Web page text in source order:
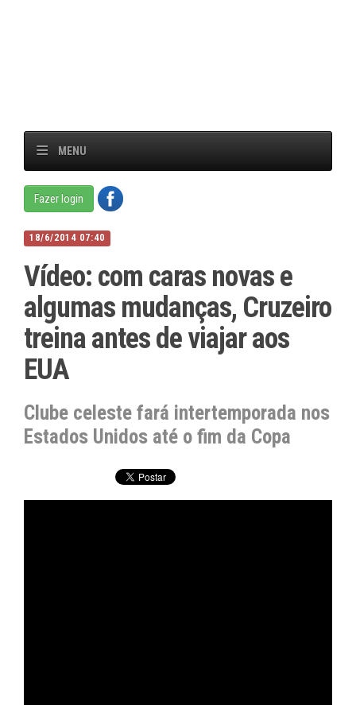
MENU
Fazer login
18/6/2014 07:40
Vídeo: com caras novas e
algumas mudanças, Cruzeiro
treina antes de viajar aos
EUA
Clube celeste fará intertemporada nos
Estados Unidos até o fim da Copa